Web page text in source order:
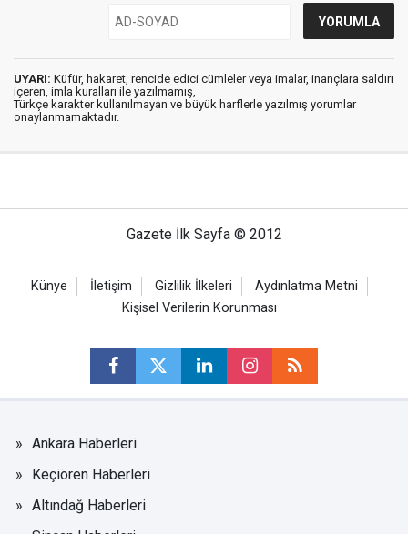
UYARI: Küfür, hakaret, rencide edici cümleler veya imalar, inançlara saldırı
içeren, imla kuralları ile yazılmamış,
Türkçe karakter kullanılmayan ve büyük harflerle yazılmış yorumlar
onaylanmamaktadır.
Gazete İlk Sayfa © 2012
Künye İletişim Gizlilik İlkeleri
Aydınlatma Metni
Kişisel Verilerin Korunması
Ankara Haberleri
Keçiören Haberleri
Altındağ Haberleri